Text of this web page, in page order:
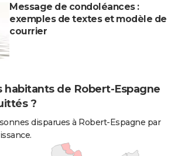
Message de condoléances :
exemples de textes et modèle de
courrier
habitants de Robert-Espagne
?
disparues à Robert-Espagne par